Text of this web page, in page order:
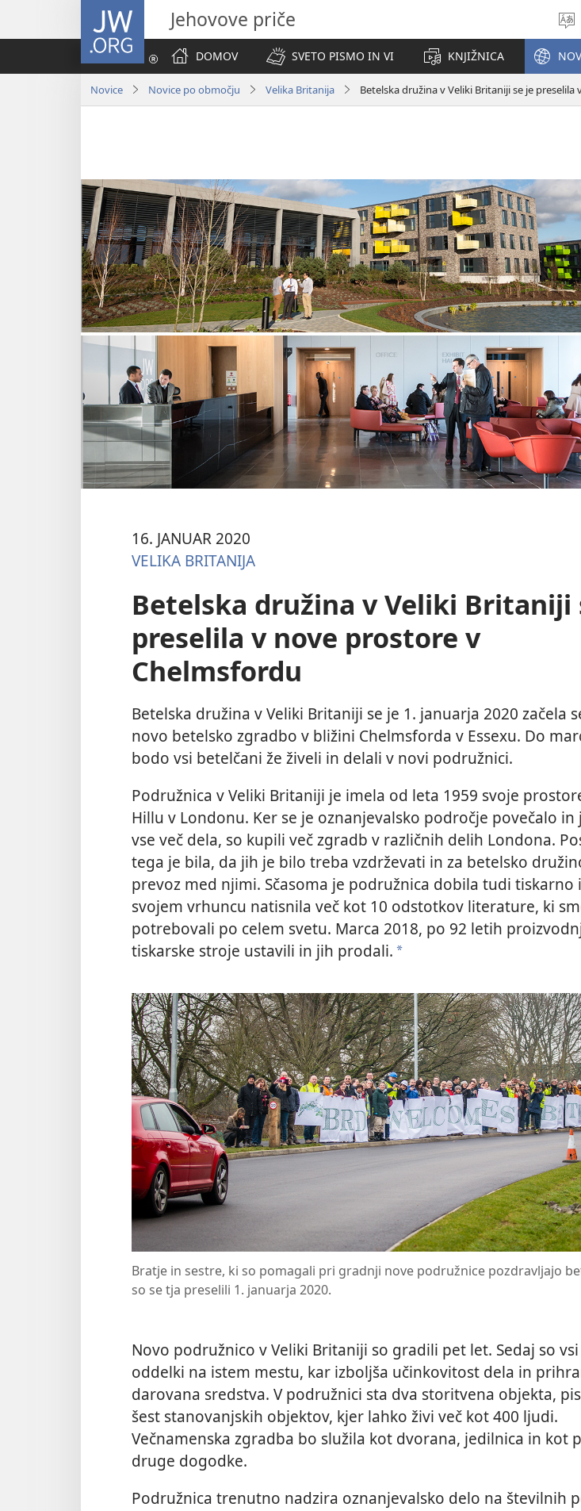
JW.ORG Jehovove priče
DOMOV
SVETO PISMO IN VI KNJIŽNICA
Novice Novice po območju Velika Britanija Betelska družina v Veliki Britaniji se je
16. JANUAR 2020
VELIKA BRITANIJA
Betelska družina v Veliki Britaniji
preselila v nove prostore v
Chelmsfordu
Betelska družina v Veliki Britaniji se je 1. januarja 2020 začela
novo betelsko zgradbo v bližini Chelmsforda v Essexu. Do
bodo vsi betelčani že živeli in delali v novi podružnici.
Podružnica v Veliki Britaniji je imela od leta 1959 svoje
Hillu v Londonu. Ker se je oznanjevalsko področje povečalo in
vse več dela, so kupili več zgradb v različnih delih Londona.
tega je bila, da jih je bilo treba vzdrževati in za betelsko
prevoz med njimi. Sčasoma je podružnica dobila tudi tiskarno
svojem vrhuncu natisnila več kot 10 odstotkov literature, ki
potrebovali po celem svetu. Marca 2018, po 92 letih
tiskarske stroje ustavili in jih prodali. a
Bratje in sestre, ki so pomagali pri gradnji nove podružnice pozdravljajo
so se tja preselili 1. januarja 2020.
Novo podružnico v Veliki Britaniji so gradili pet let. Sedaj so
oddelki na istem mestu, kar izboljša učinkovitost dela in
darovana sredstva. V podružnici sta dva storitvena objekta,
šest stanovanjskih objektov, kjer lahko živi več kot 400 ljudi.
Večnamenska zgradba bo služila kot dvorana, jedilnica in kot
druge dogodke.
Podružnica trenutno nadzira oznanjevalsko delo na številnih